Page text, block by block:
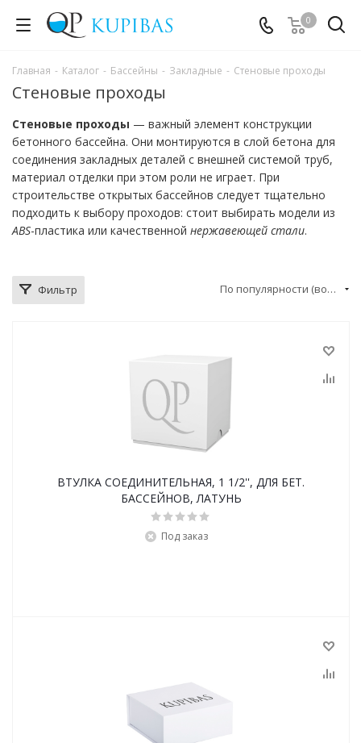
0
Главная - Каталог - Бассейны - Закладные - Стеновые проходы
Стеновые проходы
Стеновые проходы — важный элемент конструкции
бетонного бассейна. Они монтируются в слой бетона для
соединения закладных деталей с внешней системой труб,
материал отделки при этом роли не играет. При
строительстве открытых бассейнов следует тщательно
подходить к выбору проходов: стоит выбирать модели из
ABS-пластика или качественной нержавеющей стали.
Фильтр По популярности (возрастание)
ВТУЛКА СОЕДИНИТЕЛЬНАЯ, 1 1/2'', ДЛЯ БЕТ.
БАССЕЙНОВ, ЛАТУНЬ
Под заказ